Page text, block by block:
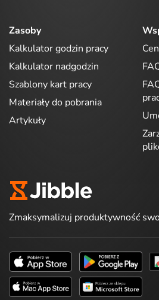
Zasoby
Kalkulator godzin pracy
Kalkulator nadgodzin
Szablony kart pracy
Materiały do pobrania
Artykuły
Zmaksymalizuj produktywność